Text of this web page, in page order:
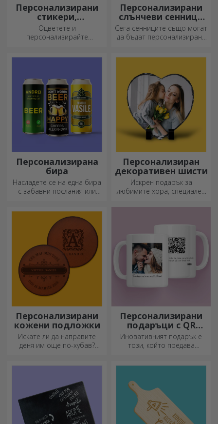
Персонализирани
стикери,
самозалепващи се
етикети
Оцветете и
персонализирайте
Персонализирани
слънчеви сенници
за автомобили
Сега сенниците също могат
да бъдат персонализирани
Персонализирана
бира
Насладете се на една бира
с забавни послания или
Персонализиран
декоративен шисти
Искрен подарък за
любимите хора, специален
Персонализирани
кожени подложки
Искате ли да направите
деня им още по-хубав?
бъдат персонализирани.
Персонализирани
подаръци с QR
кодове
Иновативният подарък е
този, който предава
уникални реакции!